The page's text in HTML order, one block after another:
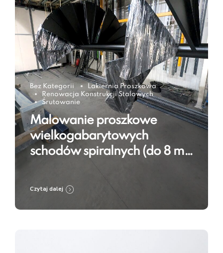
Bez Kategorii
Lakiernia Proszkowa
Renowacja Konstrukcji Stalowych
Śrutowanie
Malowanie proszkowe
wielkogabarytowych
schodów spiralnych (do 8 m)
praktyce
Czytaj dalej